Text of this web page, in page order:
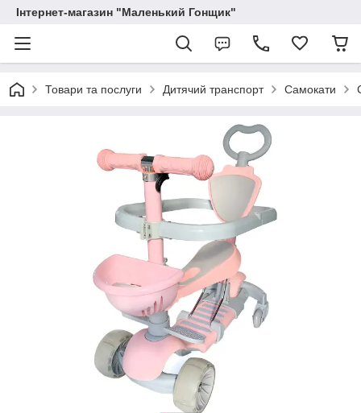
Інтернет-магазин "Маленький Гонщик"
Товари та послуги Дитячий транспорт Самокати